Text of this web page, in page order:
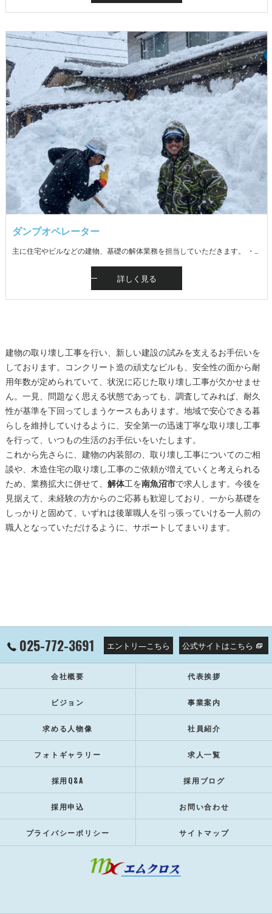
ダンプオペレーター
詳しく見る
建物の取り壊し工事を行い、新しい建設の試みを支えるお手伝いを
しております。コンクリート造の頑丈なビルも、安全性の面から耐
用年数が定められていて、状況に応じた取り壊し工事が欠かせませ
ん。一見、問題なく思える状態であっても、調査してみれば、耐久
性が基準を下回ってしまうケースもあります。地域で安心できる暮
らしを維持していけるように、安全第一の迅速丁寧な取り壊し工事
を行って、いつもの生活のお手伝いをいたします。
これから先さらに、建物の内装部の、取り壊し工事についてのご相
談や、木造住宅の取り壊し工事のご依頼が増えていくと考えられる
ため、業務拡大に併せて、 解体工を南魚沼市で求人します。今後を
見据えて、未経験の方からのご応募も歓迎しており、一から基礎を
しっかりと固めて、いずれは後輩職人を引っ張っていける一人前の
職人となっていただけるように、サポートしてまいります。
025-772-3691 エントリ―こちら 公式サイトはこちら
会社概要 代表挨拶
ビジョン 事業案内
求める人物像 社員紹介
フォトギャラリー 求人一覧
採用Q&A 採用ブログ
採用申込 お問い合わせ
プライバシーポリシー サイトマップ